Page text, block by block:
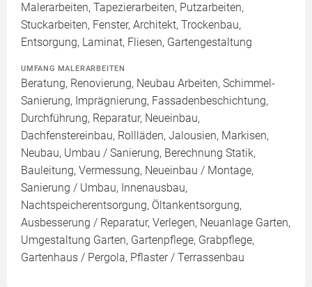
Malerarbeiten, Tapezierarbeiten, Putzarbeiten,
Stuckarbeiten, Fenster, Architekt, Trockenbau,
Entsorgung, Laminat, Fliesen, Gartengestaltung
UMFANG MALERARBEITEN
Beratung, Renovierung, Neubau Arbeiten, Schimmel-
Sanierung, Imprägnierung, Fassadenbeschichtung,
Durchführung, Reparatur, Neueinbau,
Dachfenstereinbau, Rollläden, Jalousien, Markisen,
Neubau, Umbau / Sanierung, Berechnung Statik,
Bauleitung, Vermessung, Neueinbau / Montage,
Sanierung / Umbau, Innenausbau,
Nachtspeicherentsorgung, Öltankentsorgung,
Ausbesserung / Reparatur, Verlegen, Neuanlage Garten,
Umgestaltung Garten, Gartenpflege, Grabpflege,
Gartenhaus / Pergola, Pflaster / Terrassenbau